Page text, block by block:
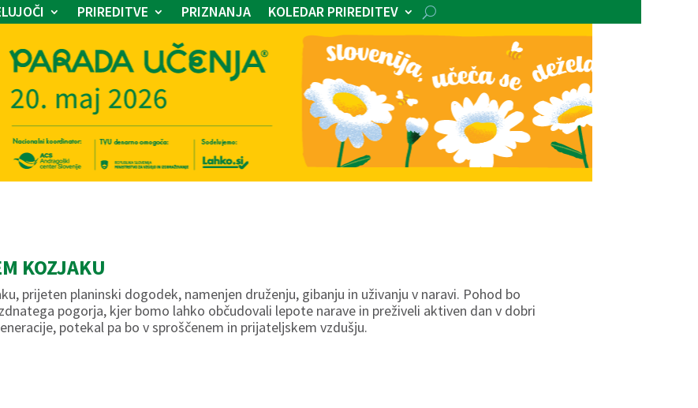
PRIREDITVE PRIZNANJA KOLEDAR PRIREDITEV
KOZJAKU
prijeten planinski dogodek, namenjen druženju, gibanju in uživanju v naravi. Pohod bo
pogorja, kjer bomo lahko občudovali lepote narave in preživeli aktiven dan v dobri
potekal pa bo v sproščenem in prijateljskem vzdušju.